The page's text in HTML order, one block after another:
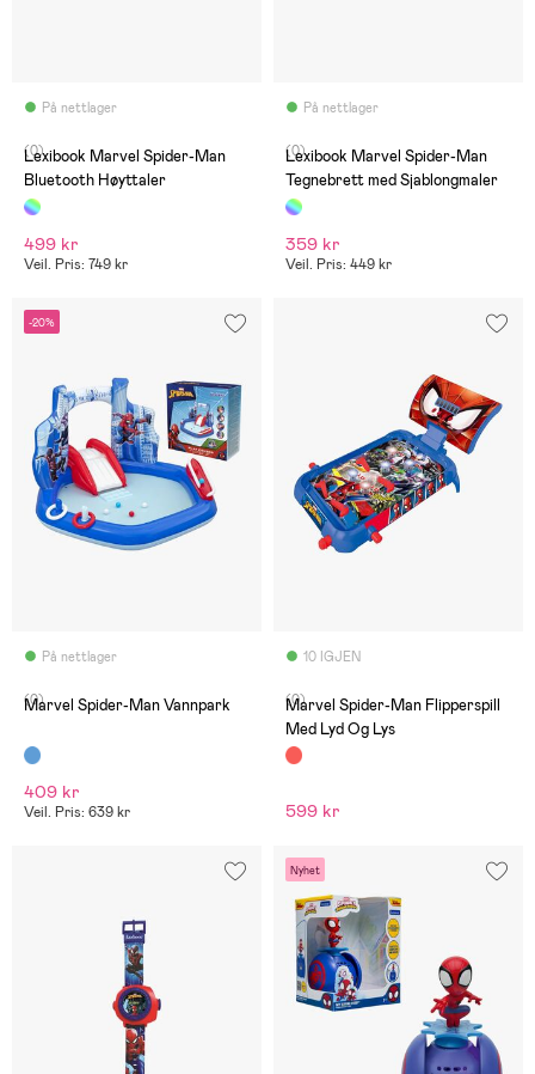
På nettlager
(0)
Lexibook Marvel Spider-Man
Bluetooth Høyttaler
499 kr
Veil. Pris: 749 kr
På nettlager
(0)
Lexibook Marvel Spider-Man
Tegnebrett med Sjablongmaler
359 kr
Veil. Pris: 449 kr
-20%
På nettlager
(0)
Marvel Spider-Man Vannpark
409 kr
Veil. Pris: 639 kr
10 IGJEN
(0)
Marvel Spider-Man Flipperspill
Med Lyd Og Lys
599 kr
Nyhet